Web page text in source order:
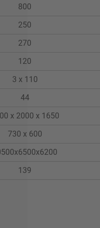
800
250
270
120
3 x 110
44
x 2000 x 1650
730 x 600
139